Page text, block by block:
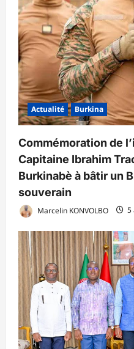
Actualité Burkina
Commémoration de
Capitaine Ibrahim
Burkinabè à bâtir un
souverain
Marcelin KONVOLBO 5